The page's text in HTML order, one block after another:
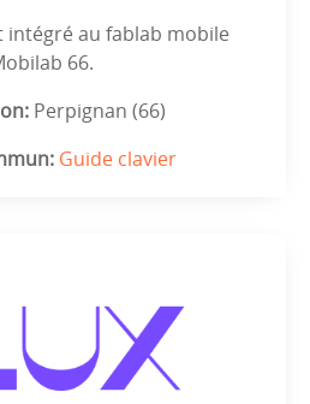
intégré au fablab mobile
66.
Perpignan (66)
Guide clavier